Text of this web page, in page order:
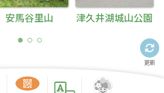
安馬谷里山 津久井湖城山公園
更新